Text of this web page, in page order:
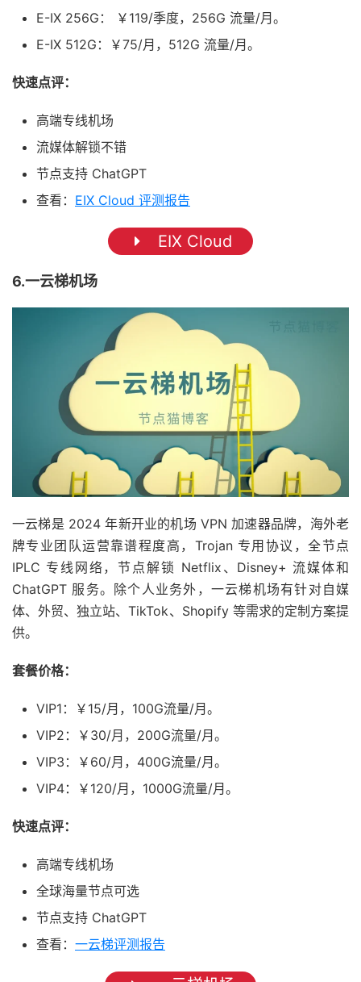
E-IX 256G： ￥119/季度，256G 流量/月。
E-IX 512G：￥75/月，512G 流量/月。
快速点评：
高端专线机场
流媒体解锁不错
节点支持 ChatGPT
查看： EIX Cloud 评测报告
EIX Cloud
6.一云梯机场
一云梯是 2024 年新开业的机场 VPN 加速器品牌，海外老
牌专业团队运营靠谱程度高，Trojan 专用协议，全节点
IPLC 专线网络，节点解锁 Netflix、Disney+ 流媒体和
ChatGPT 服务。除个人业务外，一云梯机场有针对自媒
体、外贸、独立站、TikTok、Shopify 等需求的定制方案提
供。
套餐价格：
VIP1：￥15/月，100G流量/月。
VIP2：￥30/月，200G流量/月。
VIP3：￥60/月，400G流量/月。
VIP4：￥120/月，1000G流量/月。
快速点评：
高端专线机场
全球海量节点可选
节点支持 ChatGPT
查看： 一云梯评测报告